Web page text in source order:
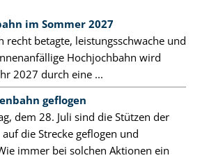
im Sommer 2027
recht betagte, leistungsschwache und
Hochjochbahn wird
2027 durch eine ...
geflogen
dem 28. Juli sind die Stützen der
die Strecke geflogen und
immer bei solchen Aktionen ein